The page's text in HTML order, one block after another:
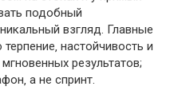
подобный
взгляд. Главные
настойчивость и
результатов;
а не спринт.